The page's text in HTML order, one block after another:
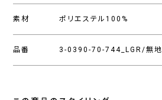
素材 ポリエステル100%
品番 3-0390-70-744_LGR/無地